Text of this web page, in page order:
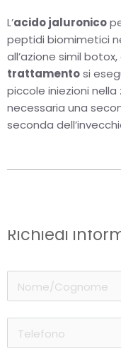
L’acido jaluronico
peptidi biomimetici
all’azione simil
trattamentosi
piccole iniezioni
necessaria una
seconda
Richiedi